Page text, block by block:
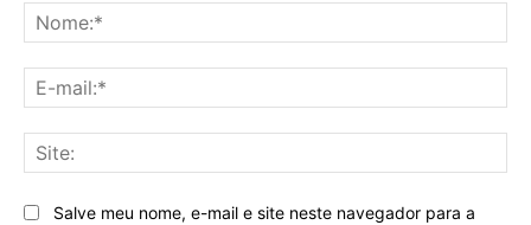
Salve meu nome, e-mail e site neste navegador para a